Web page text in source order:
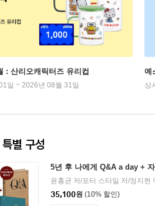
: 산리오캐릭터즈 유리컵
일 ~ 2026년 08월 31일
예
상
별 구성
5년 후 나에게 Q&A a day +
윤홍균 저/포터 스타일 저/정지현
35,100원 (10% 할인)